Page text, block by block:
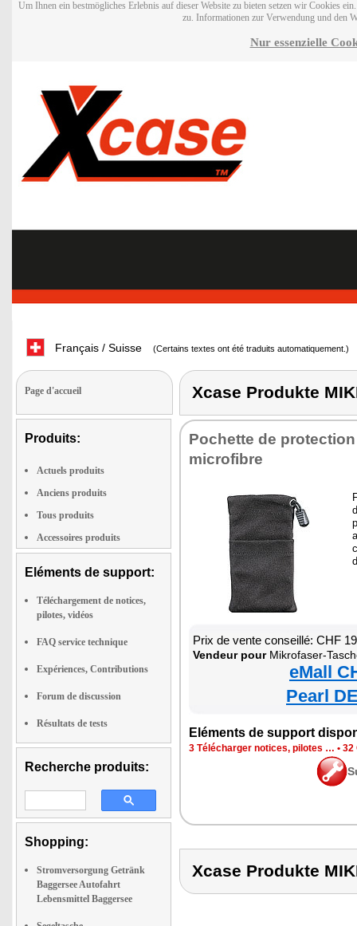
Um Ihnen ein bestmögliches Erlebnis auf dieser Website zu bieten setzen wir Cookies
zu. Informationen zur Verwendung und den
Nur essenzielle
Français / Suisse (Certains textes ont été traduits automatiquement.)
Page d'accueil
Produits:
Actuels produits
Anciens produits
Tous produits
Accessoires produits
Eléments de support:
Téléchargement de notices,
pilotes, vidéos
FAQ service technique
Expériences, Contributions
Forum de discussion
Résultats de tests
Recherche produits:
Shopping:
Stromversorgung Getränk
Baggersee Autofahrt
Lebensmittel Baggersee
Xcase Produkte
Pochette de
microfibre
Prix de vente conseillé: CHF
Vendeur pourMikrofaser-
eMall
Pearl
Eléments de support
3 Télécharger notices, pilotes … • 32
Xcase Produkte